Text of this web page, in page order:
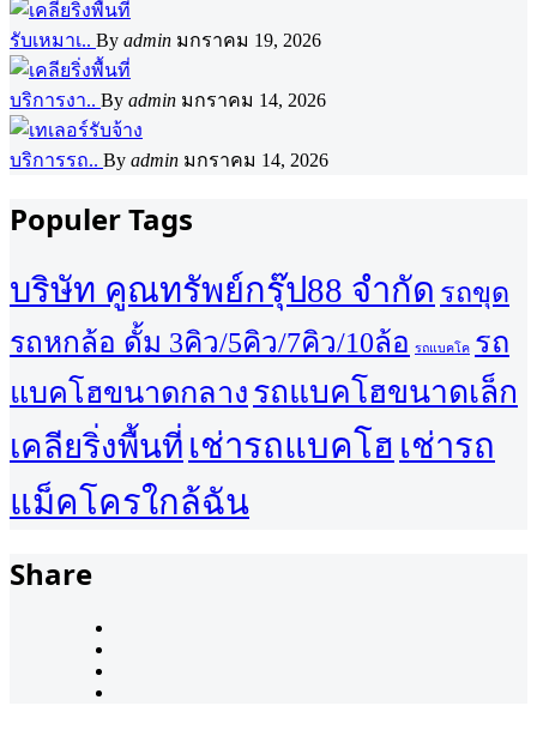
รับเหมาเ.. By admin มกราคม 19, 2026
บริการงา.. By admin มกราคม 14, 2026
บริการรถ.. By admin มกราคม 14, 2026
Populer Tags
บริษัท คูณทรัพย์กรุ๊ป88 จำกัด รถขุด
รถหกล้อ ดั้ม 3คิว/5คิว/7คิว/10ล้อ รถแบคโค รถ
แบคโฮขนาดกลาง รถแบคโฮขนาดเล็ก
เคลียริ่งพื้นที่ เช่ารถแบคโฮ เช่ารถ
แม็คโครใกล้ฉัน
Share